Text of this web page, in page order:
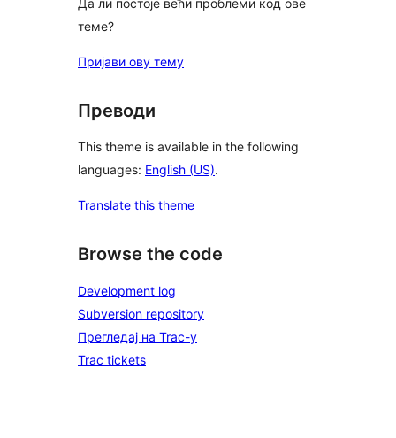
теме?
Пријави ову тему
Преводи
This theme is available in the following
languages: English (US).
Translate this theme
Browse the code
Development log
Subversion repository
Прегледај на Trac-у
Trac tickets